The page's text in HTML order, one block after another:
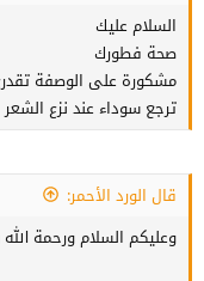
السلام عليك
صحة فطورك
مشكورة على الوصفة
ترجع سوداء عند نزع الشعر
قال الورد الأحمر:
وعليكم السلام ورحمة الله